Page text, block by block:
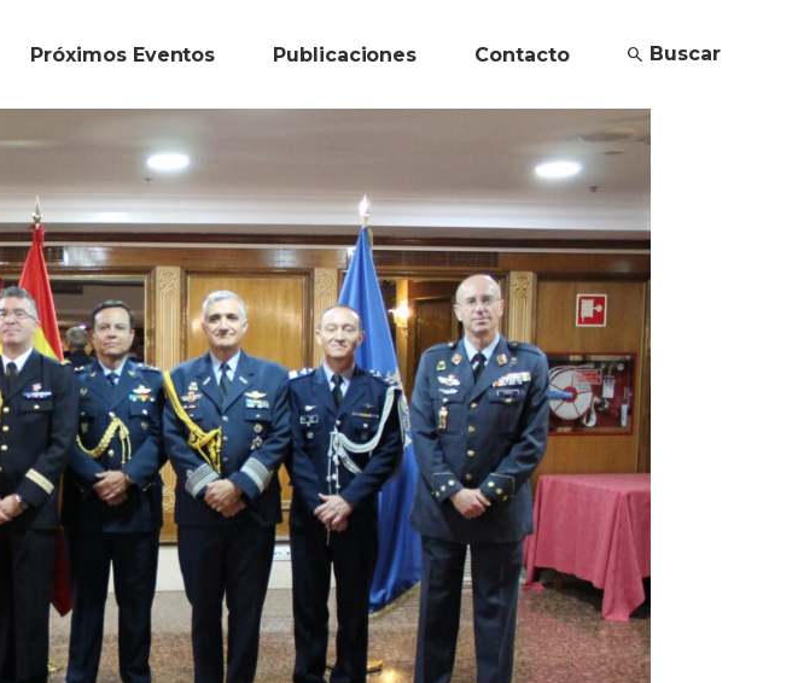
Próximos Eventos Publicaciones Contacto Buscar